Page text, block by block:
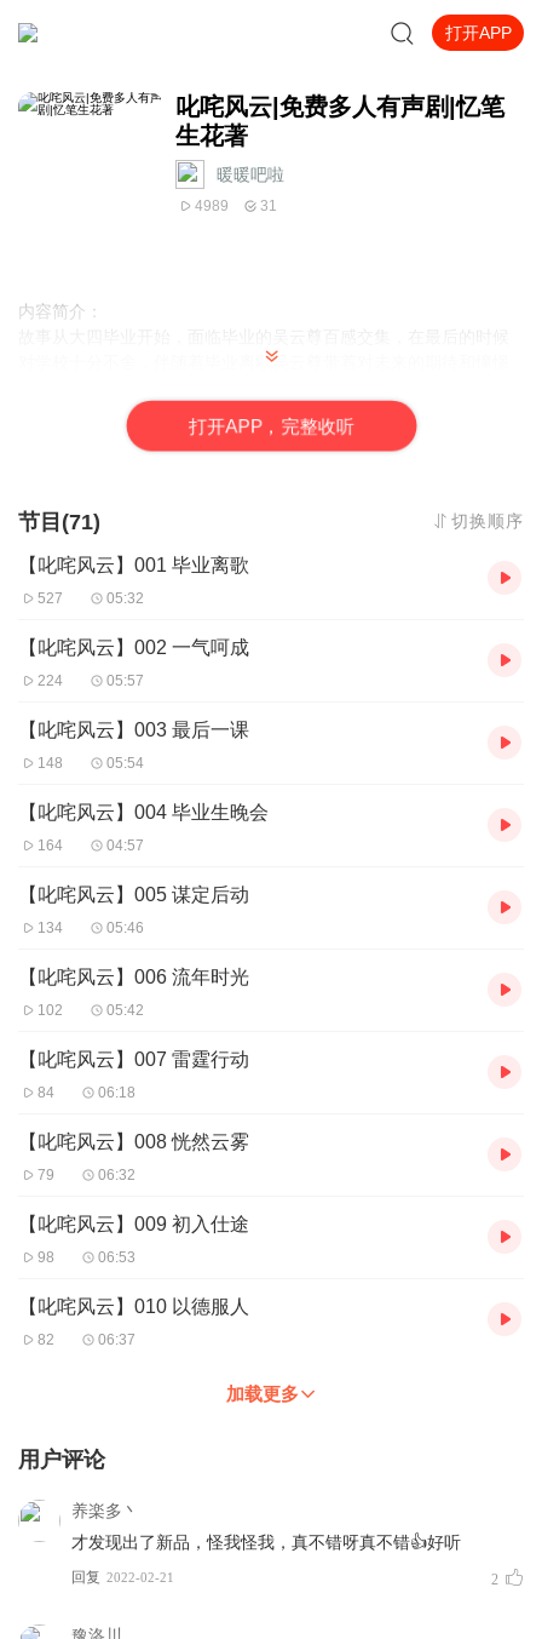
打开APP
叱咤风云|免费多人有声剧|忆笔
生花著
暖暖吧啦
4989 31
内容简介：
对学校十分不舍，伴随着毕业离歌吴云尊带着对未来的期待和憧憬
始终在他的脑海里徘徊
忆笔生花
水墨
云端的风声
奶茶加一
打开APP，完整收听
节目(71) 切换顺序
【叱咤风云】001 毕业离歌
527 05:32
【叱咤风云】002 一气呵成
224 05:57
【叱咤风云】003 最后一课
148 05:54
【叱咤风云】004 毕业生晚会
164 04:57
【叱咤风云】005 谋定后动
134 05:46
【叱咤风云】006 流年时光
102 05:42
【叱咤风云】007 雷霆行动
84 06:18
【叱咤风云】008 恍然云雾
79 06:32
【叱咤风云】009 初入仕途
98 06:53
【叱咤风云】010 以德服人
82 06:37
加载更多
用户评论
养楽多丶
才发现出了新品，怪我怪我，真不错呀真不错👍好听
回复 2022-02-21 2